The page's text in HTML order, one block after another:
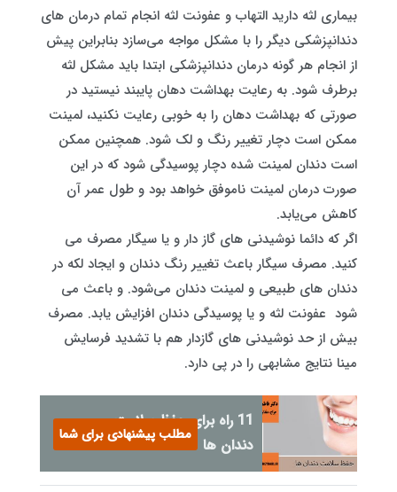
بیماری لثه دارید التهاب و عفونت لثه انجام تمام درمان‌ های
دندانپزشکی دیگر را با مشکل مواجه می‌سازد بنابراین پیش
از انجام هر گونه درمان دندانپزشکی ابتدا باید مشکل لثه
برطرف شود. به رعایت بهداشت دهان پایبند نیستید در
‌صورتی ‌که بهداشت دهان را به خوبی رعایت نکنید، لمینت
ممکن است دچار تغییر رنگ و لک شود. همچنین ممکن
است دندان لمینت شده دچار پوسیدگی شود که در این
‌صورت درمان لمینت ناموفق خواهد بود و طول عمر آن
کاهش می‌یابد.
اگر که دائما نوشیدنی ‌های گاز دار و یا سیگار مصرف می‌
کنید. مصرف سیگار باعث تغییر رنگ دندان و ایجاد لکه در
دندان‌ های طبیعی و لمینت دندان می‌شود. و باعث می
شود عفونت لثه و یا پوسیدگی دندان افزایش یابد. مصرف
بیش از حد نوشیدنی‌ های گازدار هم با تشدید فرسایش
مینا نتایج مشابهی را در پی دارد.
11 راه برای حفظ سلامت
دندان ها
مطلب پیشنهادی برای شما